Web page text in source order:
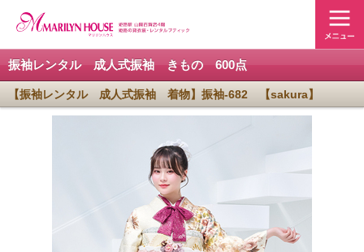
振袖レンタル 成人式振袖 きもの 600点
【振袖レンタル 成人式振袖 着物】振袖-682 【sakura】